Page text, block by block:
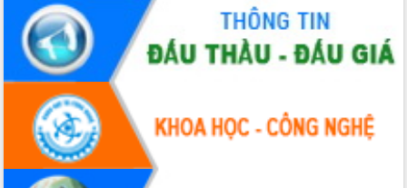
Quyết liệt tháo gỡ vướng mắc, đẩy
nhanh tiến độ các dự án trọng điểm
trong Khu kinh tế Nam Phú Yên
Hòn Yến phát triển du lịch gắn với bảo
tồn biển
Lấy ý kiến điều chỉnh Quy hoạch tỉnh
Đắk Lắk thời kỳ 2021-2030, tầm nhìn
đến năm 2050
Phát động chiến dịch 30 ngày đêm